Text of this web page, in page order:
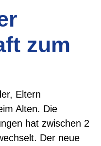
zum
Eltern
Alten. Die
hat zwischen 2
Der neue